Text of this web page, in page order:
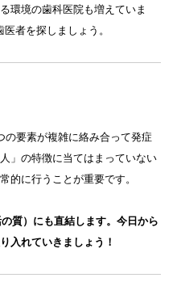
環境の歯科医院も増えていま
者を探しましょう。
の要素が複雑に絡み合って発症
」の特徴に当てはまっていない
的に行うことが重要です。
質）にも直結します。今日から
入れていきましょう！